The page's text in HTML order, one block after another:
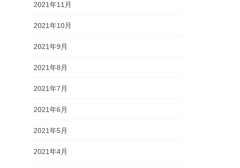
2021年11月
2021年10月
2021年9月
2021年8月
2021年7月
2021年6月
2021年5月
2021年4月